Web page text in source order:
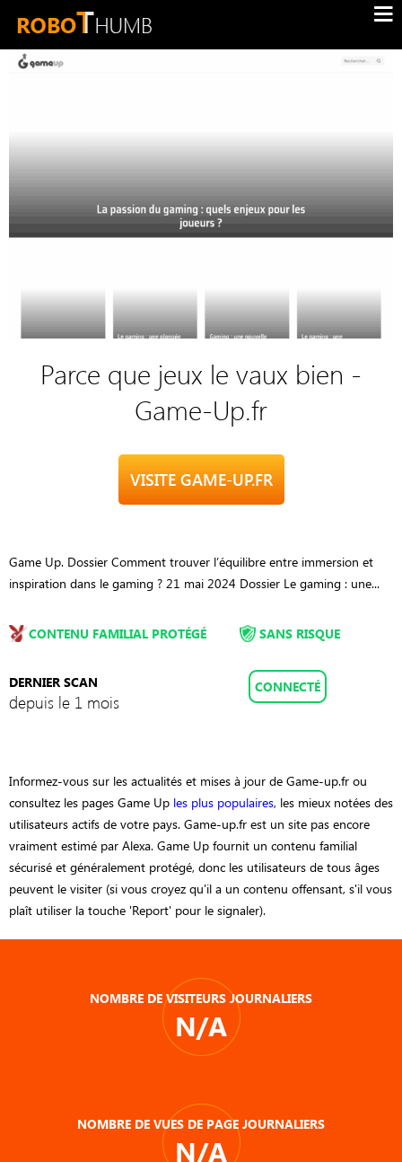
Parce que jeux le vaux bien -
Game-Up.fr
VISITE GAME-UP.FR
Game Up. Dossier Comment trouver l’équilibre entre immersion et
inspiration dans le gaming ? 21 mai 2024 Dossier Le gaming : une...
CONTENU FAMILIAL PROTÉGÉ
DERNIER SCAN
depuis le 1 mois
SANS RISQUE
CONNECTÉ
Informez-vous sur les actualités et mises à jour de Game-up.fr ou
consultez les pages Game Up les plus populaires, les mieux notées des
utilisateurs actifs de votre pays. Game-up.fr est un site pas encore
vraiment estimé par Alexa. Game Up fournit un contenu familial
sécurisé et généralement protégé, donc les utilisateurs de tous âges
peuvent le visiter (si vous croyez qu'il a un contenu offensant, s'il vous
plaît utiliser la touche 'Report' pour le signaler).
NOMBRE DE VISITEURS JOURNALIERS
N/A
NOMBRE DE VUES DE PAGE JOURNALIERS
N/A